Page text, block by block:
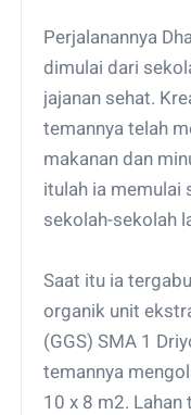
Perjalanannya
dimulai dari
jajanan sehat.
temannya telah
makanan dan
itulah ia memulai
sekolah-sekolah
Saat itu ia
organik unit
(GGS) SMA 1
temannya
10 x 8 m2.